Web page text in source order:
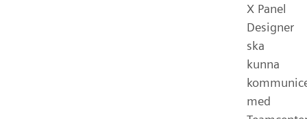
X Panel
Designer
ska
kunna
med